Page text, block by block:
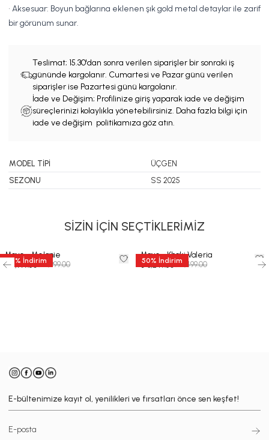
• Aksesuar: Boyun bağlarına eklenen şık gold metal detaylar ile zarif
bir görünüm sunar.
Teslimat; 15.30'dan sonra verilen siparişler bir sonraki iş
gününde kargolanır. Cumartesi ve Pazar günü verilen
siparişler ise Pazartesi günü kargolanır.
İade ve Değişim; Profilinize giriş yaparak iade ve değişim
süreçlerinizi kolaylıkla yönetebilirsiniz. Daha fazla bilgi için
iade ve değişim politikamıza göz atın.
MODEL TİPİ
ÜÇGEN
SEZONU
SS 2025
SİZİN İÇİN SEÇTİKLERİMİZ
50 % İndirim
Mayo - Melanie
₺ 3,999.50 ₺ 7,999.00 50% İndirim
Mayo - Khaki Valeria
₺ 3,249.50 ₺ 6,499.00
E-bültenimize kayıt ol, yenilikleri ve fırsatları önce sen keşfet!